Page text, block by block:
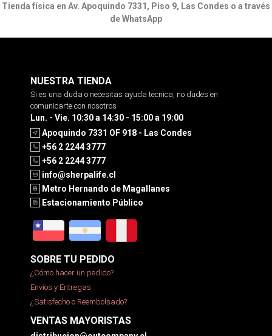
Tienda física en Av. Apoquindo 7331, Piso 9, Las Condes o a través
de WhatsApp
NUESTRA TIENDA
Si es una duda o necesitas ayuda tecnica, no dudes en
comunicarte con nosotros
Lun. - Vie. 10:30 a 14:30 - 15:00 a 19:00
Apoquindo 7331 OF 918 - Las Condes
+56 2 2244 3777
+56 2 2244 3777
info@sherpalife.cl
Metro Hernando de Magallanes
Estacionamiento Público
SOBRE TU PEDIDO
¿Cómo hacer un pedido?
Envíos y Entregas
¿Satisfecho o Reembolsado?
VENTAS MAYORISTAS